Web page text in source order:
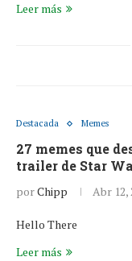
Leer más
Destacada Memes
27 memes que
trailer de Star
porChipp Abr 12,
Hello There
Leer más